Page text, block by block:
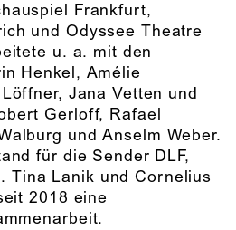
Frankfurt,
und Odyssee Theatre
u. a. mit den
Henkel, Amélie
Jana Vetten und
Gerloff, Rafael
und Anselm Weber.
für die Sender DLF,
Tina Lanik und Cornelius
2018 eine